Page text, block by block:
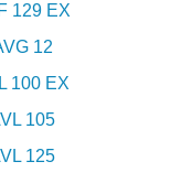
129 EX
12
100 EX
105
125